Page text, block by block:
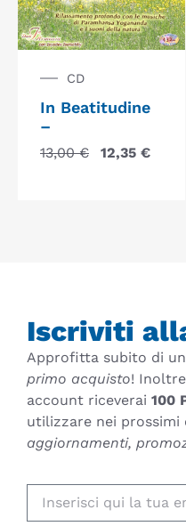
CD
In Beatitudine
–
13,00€ 12,35 €
Iscriviti
Approfitta subito di
primo acquisto!
account riceverai 100
utilizzare nei prossimi
aggiornamenti,